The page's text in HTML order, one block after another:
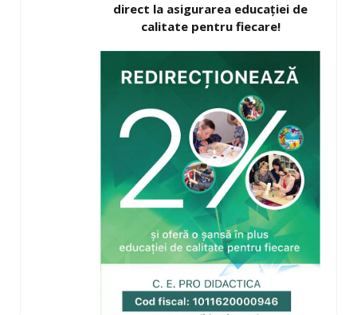
direct la asigurarea educației de
calitate pentru fiecare!